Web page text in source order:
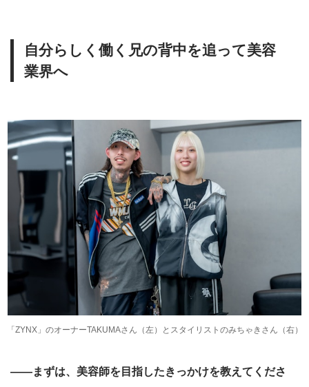
自分らしく働く兄の背中を追って美容
業界へ
「ZYNX」のオーナーTAKUMAさん（左）とスタイリストのみちゃきさん（右）
――まずは、美容師を目指したきっかけを教えてくださ